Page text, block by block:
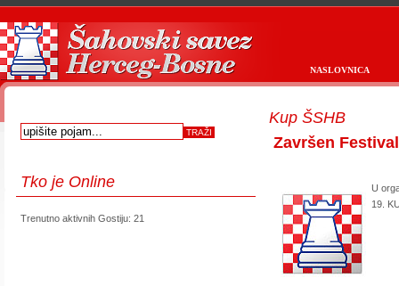
NASLOVNICA
Tko je Online
Trenutno aktivnih Gostiju: 21
Kup ŠSHB
Završen
U
19.